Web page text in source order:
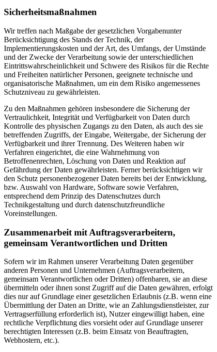
Sicherheitsmaßnahmen
Wir treffen nach Maßgabe der gesetzlichen Vorgabenunter
Berücksichtigung des Stands der Technik, der
Implementierungskosten und der Art, des Umfangs, der Umstände
und der Zwecke der Verarbeitung sowie der unterschiedlichen
Eintrittswahrscheinlichkeit und Schwere des Risikos für die Rechte
und Freiheiten natürlicher Personen, geeignete technische und
organisatorische Maßnahmen, um ein dem Risiko angemessenes
Schutzniveau zu gewährleisten.
Zu den Maßnahmen gehören insbesondere die Sicherung der
Vertraulichkeit, Integrität und Verfügbarkeit von Daten durch
Kontrolle des physischen Zugangs zu den Daten, als auch des sie
betreffenden Zugriffs, der Eingabe, Weitergabe, der Sicherung der
Verfügbarkeit und ihrer Trennung. Des Weiteren haben wir
Verfahren eingerichtet, die eine Wahrnehmung von
Betroffenenrechten, Löschung von Daten und Reaktion auf
Gefährdung der Daten gewährleisten. Ferner berücksichtigen wir
den Schutz personenbezogener Daten bereits bei der Entwicklung,
bzw. Auswahl von Hardware, Software sowie Verfahren,
entsprechend dem Prinzip des Datenschutzes durch
Technikgestaltung und durch datenschutzfreundliche
Voreinstellungen.
Zusammenarbeit mit Auftragsverarbeitern,
gemeinsam Verantwortlichen und Dritten
Sofern wir im Rahmen unserer Verarbeitung Daten gegenüber
anderen Personen und Unternehmen (Auftragsverarbeitern,
gemeinsam Verantwortlichen oder Dritten) offenbaren, sie an diese
übermitteln oder ihnen sonst Zugriff auf die Daten gewähren, erfolgt
dies nur auf Grundlage einer gesetzlichen Erlaubnis (z.B. wenn eine
Übermittlung der Daten an Dritte, wie an Zahlungsdienstleister, zur
Vertragserfüllung erforderlich ist), Nutzer eingewilligt haben, eine
rechtliche Verpflichtung dies vorsieht oder auf Grundlage unserer
berechtigten Interessen (z.B. beim Einsatz von Beauftragten,
Webhostern, etc.).